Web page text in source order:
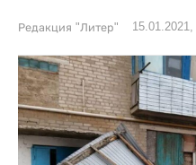
Редакция "Литер"